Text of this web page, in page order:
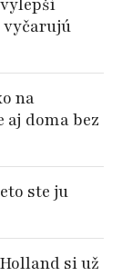
vyčarujú
na
aj doma bez
ste ju
si už